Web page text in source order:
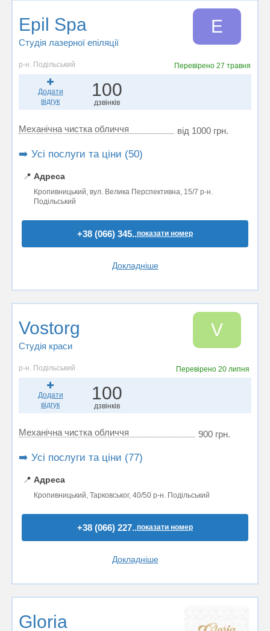
Epil Spa
Студія лазерної епіляції
E
р-н. Подільський Перевірено27 травня
Додати
відгук
100
дзвінків
Механічна чистка обличчя від 1000 грн.
➡️ Усі послуги та ціни (50)
📍 Адреса
Кропивницький, вул. Велика Перспективна, 15/7 р-н.
Подільський
+38 (066) 345..показати номер
Докладніше
Vostorg
Студія краси
V
р-н. Подільський Перевірено 20 липня
Додати
відгук
100
дзвінків
Механічна чистка обличчя 900 грн.
➡️ Усі послуги та ціни (77)
📍 Адреса
Кропивницький, Тарковськог, 40/50 р-н. Подільський
+38 (066) 227..показати номер
Докладніше
Gloria